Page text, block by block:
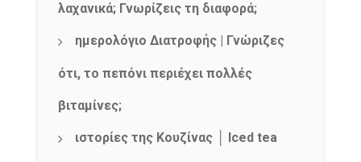
λαχανικά; Γνωρίζεις τη διαφορά;
ημερολόγιο Διατροφής | Γνώριζες
ότι, το πεπόνι περιέχει πολλές
βιταμίνες;
ιστορίες της Κουζίνας │ Iced tea